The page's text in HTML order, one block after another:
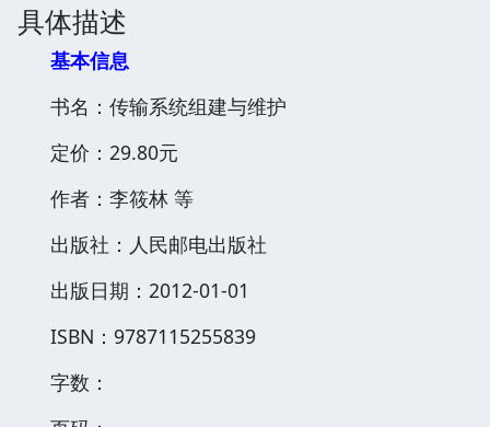
具体描述
基本信息
书名：传输系统组建与维护
定价：29.80元
作者：李筱林 等
出版社：人民邮电出版社
出版日期：2012-01-01
ISBN：9787115255839
字数：